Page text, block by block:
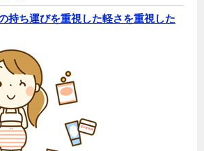
持ち運びを重視した軽さを重視した